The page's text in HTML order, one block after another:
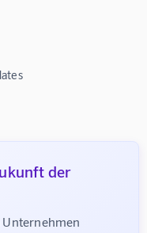
der